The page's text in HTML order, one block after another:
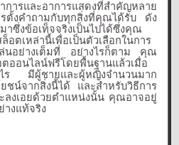
การและอาการแสดงที่สำคัญหลาย
ตั้งคำถามกับทุกสิ่งที่คุณได้รับ
ดัง
าซึ่งข้อเท็จจริงเป็นไปได้ซึ่งคุณ
อตเหล่านี้เพื่อเป็นตัวเลือกในการ
นอย่างเต็มที่
อย่างไรก็ตาม
คุณ
ตออนไลน์ฟรีโดยพื้นฐานแล้วเมื่อ
ร
มีผู้ชายและผู้หญิงจำนวนมาก
ชน์จากสิ่งนี้ได้
และสำหรับวิธีการ
งเอยด้วยตำแหน่งนั้น คุณอาจอยู่
างแท้จริง